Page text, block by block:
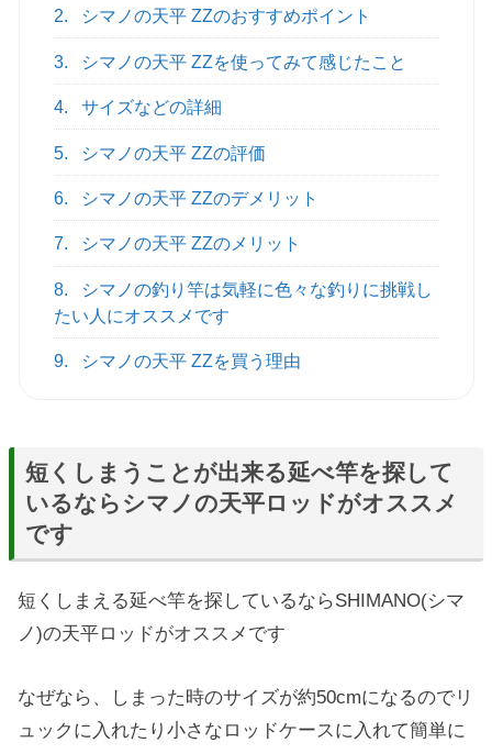
2. シマノの天平 ZZのおすすめポイント
3. シマノの天平 ZZを使ってみて感じたこと
4. サイズなどの詳細
5. シマノの天平 ZZの評価
6. シマノの天平 ZZのデメリット
7. シマノの天平 ZZのメリット
8.
シマノの釣り竿は気軽に色々な釣りに挑戦し
たい人にオススメです
9. シマノの天平 ZZを買う理由
短くしまうことが出来る延べ竿を探して
いるならシマノの天平ロッドがオススメ
です
短くしまえる延べ竿を探しているならSHIMANO(シマ
ノ)の天平ロッドがオススメです
なぜなら、しまった時のサイズが約50cmになるのでリ
ュックに入れたり小さなロッドケースに入れて簡単に